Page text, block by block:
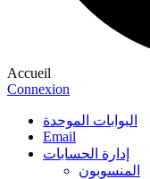
Accueil
Connexion
البوابات الموحدة
Email
إدارة الحسابات
المنسوبون